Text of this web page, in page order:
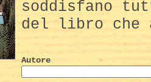
soddisfano
del libro che
Autore